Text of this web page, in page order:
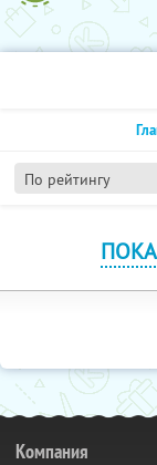
По рейтингу
Компания